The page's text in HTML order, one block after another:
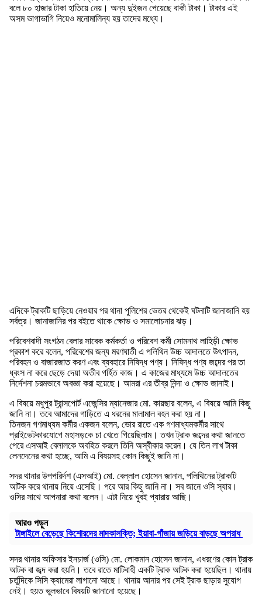
বলে ৮০ হাজার টাকা হাতিয়ে নেয়। অন্য দুইজন পেয়েছে বাকী টাকা। টাকার এই
অসম ভাগাভাগি নিয়েও মনোমালিন্য হয় তাদের মধ্যে।
এদিকে ট্রাকটি ছাড়িয়ে নেওয়ার পর থানা পুলিশের ভেতর থেকেই ঘটনাটি জানাজানি হয়
সর্বত্র। জানাজানির পর বইতে থাকে ক্ষোভ ও সমালোচনার ঝড়।
পরিবেশবাদী সংগঠন বেলার সাবেক কর্মকর্তা ও পরিবেশ কর্মী সোমনাথ লাহিড়ী ক্ষোভ
প্রকাশ করে বলেন, পরিবেশের জন্য মরণঘাতী এ পলিথিন উচ্চ আদালতে উৎপাদন,
পরিবহন ও বাজারজাত করণ এবং ব্যবহারে নিষিদ্ধ পণ্য। নিষিদ্ধ পণ্য জব্দের পর তা
ধ্বংস না করে ছেড়ে দেয়া অতীব গর্হিত কাজ। এ কাজের মাধ্যমে উচ্চ আদালতের
নির্দেশনা চরমভাবে অবজ্ঞা করা হয়েছে। আমরা এর তীব্র নিন্দা ও ক্ষোভ জানাই।
এ বিষয়ে মধুপুর ট্রান্সপোর্ট এজেন্সির ম্যানেজার মো. কায়ছার বলেন, এ বিষয়ে আমি কিছু
জানি না। তবে আমাদের গাড়িতে এ ধরনের মালামাল বহন করা হয় না।
তিনজন গণমাধ্যম কর্মীর একজন বলেন, ভোর রাতে এক গণমাধ্যমকর্মীর সাথে
প্রাইভেটকারযোগে মহাসড়কে চা খেতে গিয়েছিলাম। তখন ট্রাক জব্দের কথা জানতে
পেরে এসআই বেলালকে অবহিত করলে তিনি অস্বীকার করেন। যে তিন লাখ টাকা
লেনদেনের কথা হচ্ছে, আমি এ বিষয়সহ কোন কিছুই জানি না।
সদর থানার উপপরির্দশ (এসআই) মো. বেল্লাল হোসেন জানান, পলিথিনের ট্রাকটি
আটক করে থানায় নিয়ে এসেছি। পরে আর কিছু জানি না। সব জানে ওসি স্যার।
ওসির সাথে আপনারা কথা বলেন। এটা নিয়ে খুবই প্যারায় আছি।
আরও পড়ুন
টাঙ্গাইলে বেড়েছে কিশোরদের মাদকাসক্তি; ইয়াবা-গাঁজায় জড়িয়ে বাড়ছে অপরাধ
সদর থানার অফিসার ইনচার্জ (ওসি) মো. লোকমান হোসেন জানান, এধরণের কোন ট্রাক
আটক বা জব্দ করা হয়নি। তবে রাতে মাটিবাহী একটি ট্রাক আটক করা হয়েছিল। থানায়
চর্তুদিকে সিসি ক্যামেরা লাগানো আছে। থানায় আনার পর সেই ট্রাক ছাড়ার সুযোগ
নেই। হয়ত ভুলভাবে বিষয়টি জানানো হয়েছে।